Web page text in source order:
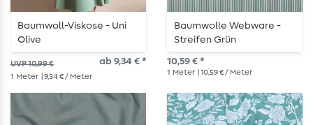
Baumwoll-Viskose - Uni
Olive
UVP 10,99 € ab 9,34 € *
1 Meter | 9,34 € / Meter
Baumwolle Webware -
Streifen Grün
10,59 € *
1 Meter | 10,59 € / Meter